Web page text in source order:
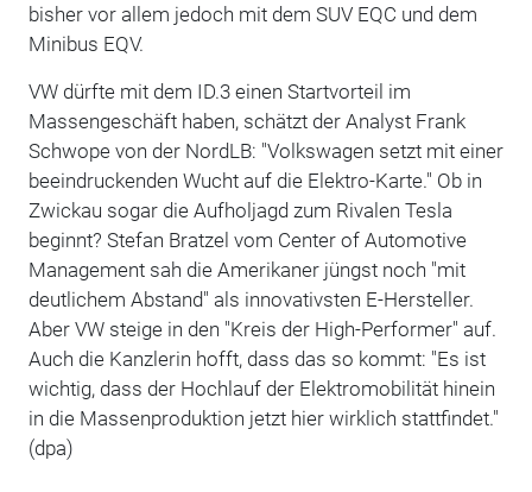
bisher vor allem jedoch mit dem SUV EQC und dem
Minibus EQV.
VW dürfte mit dem ID.3 einen Startvorteil im
Massengeschäft haben, schätzt der Analyst Frank
Schwope von der NordLB: "Volkswagen setzt mit einer
beeindruckenden Wucht auf die Elektro-Karte." Ob in
Zwickau sogar die Aufholjagd zum Rivalen Tesla
beginnt? Stefan Bratzel vom Center of Automotive
Management sah die Amerikaner jüngst noch "mit
deutlichem Abstand" als innovativsten E-Hersteller.
Aber VW steige in den "Kreis der High-Performer" auf.
Auch die Kanzlerin hofft, dass das so kommt: "Es ist
wichtig, dass der Hochlauf der Elektromobilität hinein
in die Massenproduktion jetzt hier wirklich stattfindet."
(dpa)